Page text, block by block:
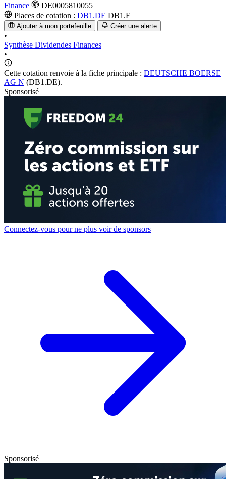
Finance
DE0005810055
Places de cotation : DB1.DE DB1.F
Ajouter à mon portefeuille Créer une alerte
•
Synthèse Dividendes Finances
•
Cette cotation renvoie à la fiche principale : DEUTSCHE BOERSE
AG N (DB1.DE).
Sponsorisé
Connectez-vous pour ne plus voir de sponsors
Sponsorisé